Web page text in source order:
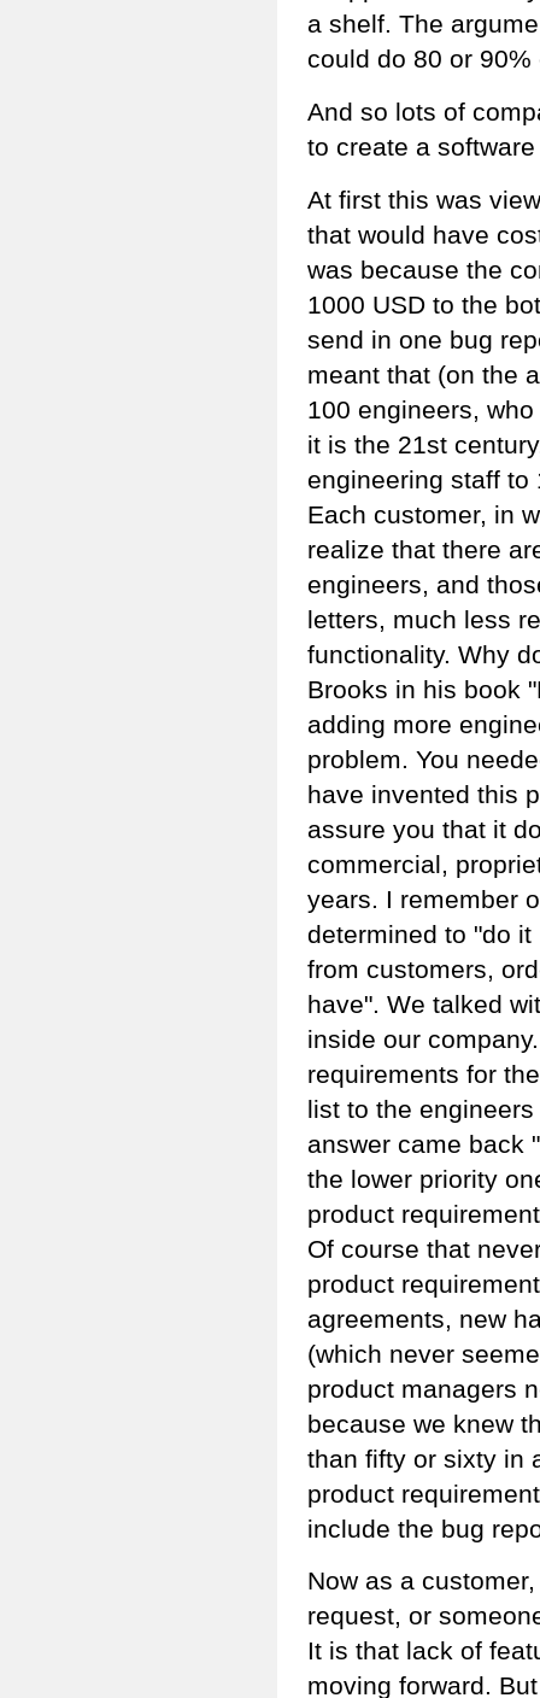
a shelf. The
could do 80 or
And so lots of
to create a
At first this was
that would have
was because the
1000 USD to the
send in one bug
meant that (on the
100 engineers,
it is the 21st
engineering staff to
Each customer, in
realize that there
engineers, and
letters, much less
functionality. Why
Brooks in his book
adding more
problem. You
have invented this
assure you that it
commercial,
years. I remember
determined to "do
from customers,
have". We talked
inside our
requirements for
list to the
answer came back
the lower priority
product
Of course that
product
agreements, new
(which never
product managers
because we knew
than fifty or sixty in
product
include the bug
Now as a
request, or
It is that lack of
moving forward.